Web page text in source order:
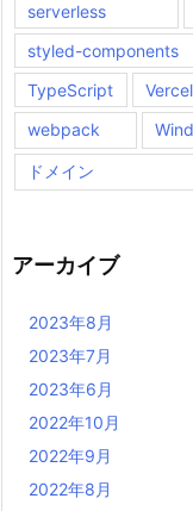
serverless
styled-components
TypeScript
Vercel
webpack
ドメイン
アーカイブ
2023年8月
2023年7月
2023年6月
2022年10月
2022年9月
2022年8月